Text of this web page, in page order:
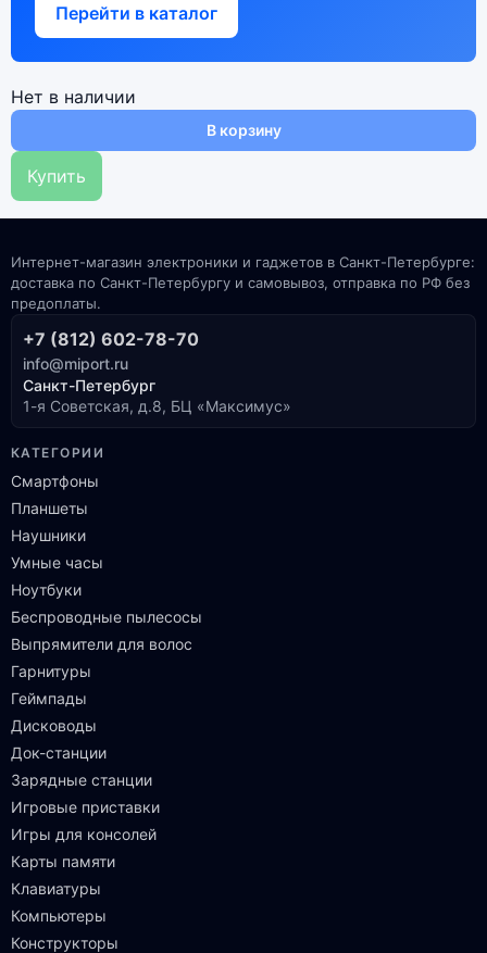
Перейти в каталог
Нет в наличии
В корзину
Купить
Интернет-магазин электроники и гаджетов в Санкт-Петербурге:
доставка по Санкт-Петербургу и самовывоз, отправка по РФ без
предоплаты.
+7 (812) 602-78-70
info@miport.ru
Санкт-Петербург
1-я Советская, д.8, БЦ «Максимус»
КАТЕГОРИИ
Смартфоны
Планшеты
Наушники
Умные часы
Ноутбуки
Беспроводные пылесосы
Выпрямители для волос
Гарнитуры
Геймпады
Дисководы
Док-станции
Зарядные станции
Игровые приставки
Игры для консолей
Карты памяти
Клавиатуры
Компьютеры
Конструкторы